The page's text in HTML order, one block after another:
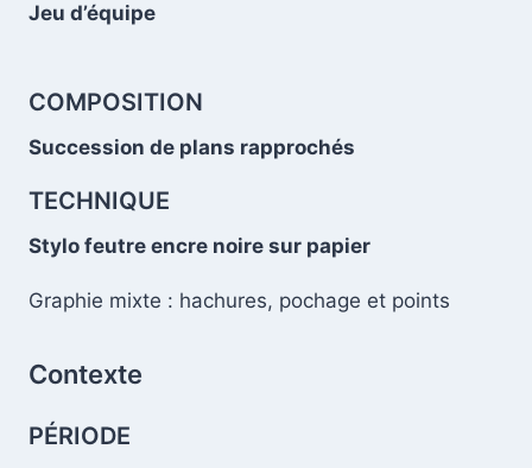
Jeu d’équipe
COMPOSITION
Succession de plans rapprochés
TECHNIQUE
Stylo feutre encre noire sur papier
Graphie mixte : hachures, pochage et points
Contexte
.
PÉRIODE